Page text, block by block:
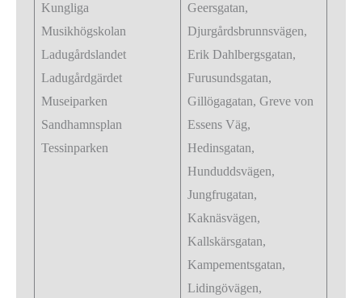
Kungliga
Musikhögskolan
Ladugårdslandet
Ladugårdgärdet
Museiparken
Sandhamnsplan
Tessinparken
Geersgatan,
Djurgårdsbrunnsvägen,
Erik Dahlbergsgatan,
Furusundsgatan,
Gillögagatan, Greve von
Essens Väg,
Hedinsgatan,
Hunduddsvägen,
Jungfrugatan,
Kaknäsvägen,
Kallskärsgatan,
Kampementsgatan,
Lidingövägen,